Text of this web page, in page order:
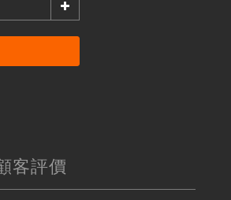
客評價